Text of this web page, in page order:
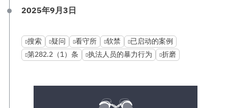
2025年9月3日
搜索 疑问 看守所 软禁
已启动的案例
第282.2（1）条
执法人员的暴力行为 折磨